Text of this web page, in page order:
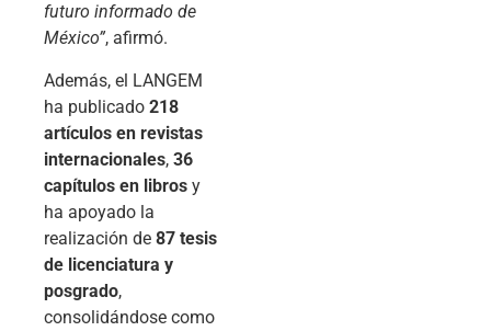
futuro informado de
México”, afirmó.
Además, el LANGEM
ha publicado 218
artículos en revistas
internacionales, 36
capítulos en libros y
ha apoyado la
realización de 87 tesis
de licenciatura y
posgrado,
consolidándose como